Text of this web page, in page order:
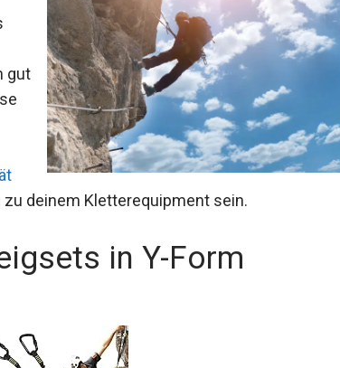
deinem Kletterequipment sein.
in Y-Form